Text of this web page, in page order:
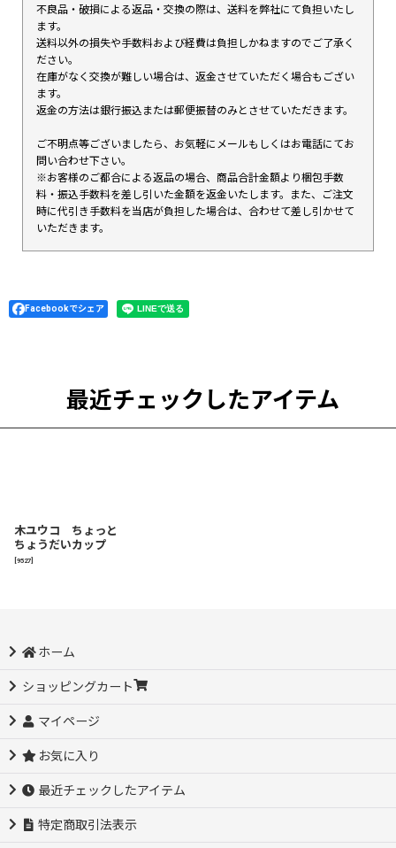
不良品・破損による返品・交換の際は、送料を弊社にて負担いたし
ます。
送料以外の損失や手数料および経費は負担しかねますのでご了承く
ださい。
在庫がなく交換が難しい場合は、返金させていただく場合もござい
ます。
返金の方法は銀行振込または郵便振替のみとさせていただきます。
ご不明点等ございましたら、お気軽にメールもしくはお電話にてお
問い合わせ下さい。
※お客様のご都合による返品の場合、商品合計金額より梱包手数
料・振込手数料を差し引いた金額を返金いたします。また、ご注文
時に代引き手数料を当店が負担した場合は、合わせて差し引かせて
いただきます。
Facebookでシェア
最近チェックしたアイテム
木ユウコ ちょっと
ちょうだいカップ
9527
ホーム
ショッピングカート
マイページ
お気に入り
最近チェックしたアイテム
特定商取引法表示